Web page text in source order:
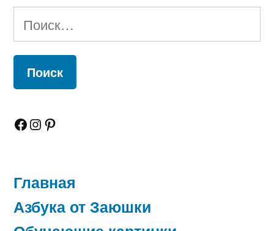
Найти:
Facebook
Instagram
Pinterest
Главная
Азбука от Заюшки